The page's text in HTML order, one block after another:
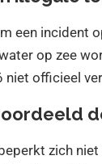
een incident
op zee
niet officieel
zich